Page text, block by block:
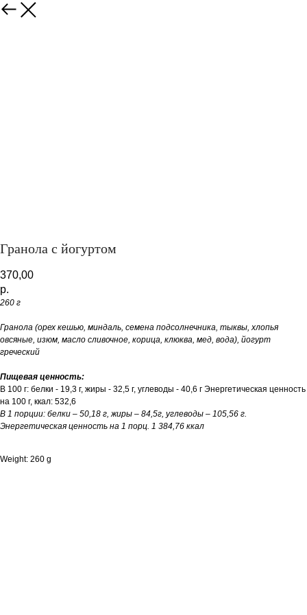
Закрыть
Гранола с йогуртом
370,00
р.
260 г
Гранола (орех кешью, миндаль, семена подсолнечника, тыквы, хлопья
овсяные, изюм, масло сливочное, корица, клюква, мед, вода), йогурт
греческий
Пищевая ценность:
В 100 г: белки - 19,3 г, жиры - 32,5 г, углеводы - 40,6 г Энергетическая ценность
на 100 г, ккал: 532,6
В 1 порции: белки – 50,18 г, жиры – 84,5г, углеводы – 105,56 г.
Энергетическая ценность на 1 порц. 1 384,76 ккал
Weight: 260 g